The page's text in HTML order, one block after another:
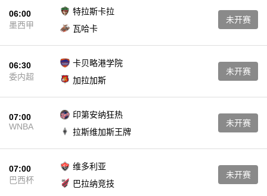
06:00
墨西甲
特拉斯卡拉
瓦哈卡
未开赛
06:30
委内超
卡贝略港学院
加拉加斯
未开赛
07:00
WNBA
印第安纳狂热
拉斯维加斯王牌
未开赛
07:00
巴西杯
维多利亚
巴拉纳竞技
未开赛